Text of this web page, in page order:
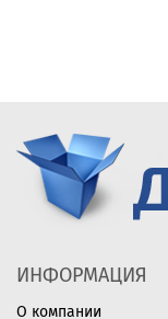
ИНФОРМАЦИЯ
О компании